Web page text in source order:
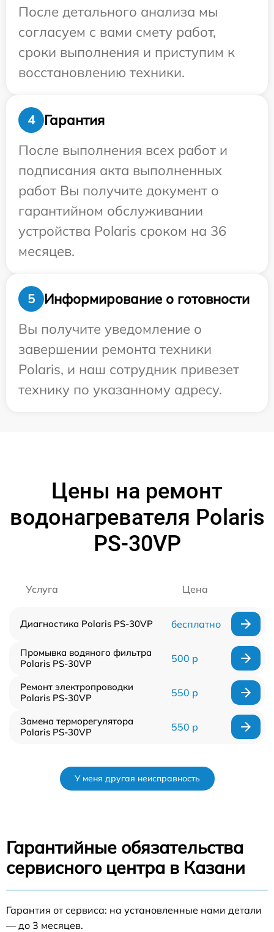
После детального анализа мы
согласуем с вами смету работ,
сроки выполнения и приступим к
восстановлению техники.
4
Гарантия
После выполнения всех работ и
подписания акта выполненных
работ Вы получите документ о
гарантийном обслуживании
устройства Polaris сроком на 36
месяцев.
5
Информирование о готовности
Вы получите уведомление о
завершении ремонта техники
Polaris, и наш сотрудник привезет
технику по указанному адресу.
Цены на ремонт
водонагревателя Polaris
PS-30VP
Услуга Цена
Диагностика Polaris PS-30VP бесплатно
Промывка водяного фильтра
Polaris PS-30VP
500 р
Ремонт электропроводки
Polaris PS-30VP
550 р
Замена терморегулятора
Polaris PS-30VP
550 р
У меня другая неисправность
Гарантийные обязательства
сервисного центра в Казани
Гарантия от сервиса: на установленные нами детали
— до 3 месяцев.